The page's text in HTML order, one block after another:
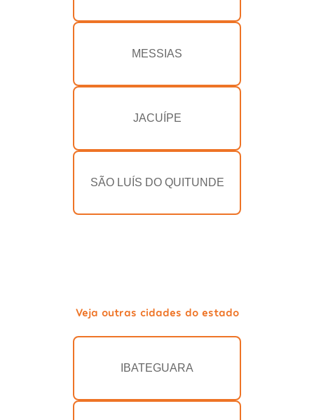
MESSIAS
JACUÍPE
SÃO LUÍS DO QUITUNDE
Veja outras cidades do estado
IBATEGUARA